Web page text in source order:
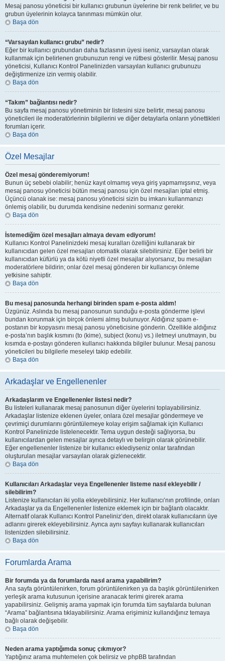
Mesaj panosu yöneticisi bir kullanıcı grubunun üyelerine bir renk belirler, ve bu
grubun üyelerinin kolayca tanınması mümkün olur.
Başa dön
“Varsayılan kullanıcı grubu” nedir?
Eğer bir kullanıcı grubundan daha fazlasının üyesi iseniz, varsayılan olarak
kullanmak için belirlenen grubunuzun rengi ve rütbesi gösterilir. Mesaj panosu
yöneticisi, Kullanıcı Kontrol Panelinizden varsayılan kullanıcı grubunuzu
değiştirmenize izin vermiş olabilir.
Başa dön
“Takım” bağlantısı nedir?
Bu sayfa mesaj panosu yönetiminin bir listesini size belirtir, mesaj panosu
yöneticileri ile moderatörlerinin bilgilerini ve diğer detaylarla onların yönettikleri
forumları içerir.
Başa dön
Özel Mesajlar
Özel mesaj gönderemiyorum!
Bunun üç sebebi olabilir; henüz kayıt olmamış veya giriş yapmamışsınız, veya
mesaj panosu yöneticisi bütün mesaj panosu için özel mesajları iptal etmiş.
Üçüncü olanak ise: mesaj panosu yöneticisi sizin bu imkanı kullanmanızı
önlemiş olabilir, bu durumda kendisine nedenini sormanız gerekir.
Başa dön
İstemediğim özel mesajları almaya devam ediyorum!
Kullanıcı Kontrol Panelinizdeki mesaj kuralları özelliğini kullanarak bir
kullanıcıdan gelen özel mesajları otomatik olarak silebilirsiniz. Eğer belirli bir
kullanıcıdan küfürlü ya da kötü niyetli özel mesajlar alıyorsanız, bu mesajları
moderatörlere bildirin; onlar özel mesaj gönderen bir kullanıcıyı önleme
yetkisine sahiptir.
Başa dön
Bu mesaj panosunda herhangi birinden spam e-posta aldım!
Üzgünüz. Aslında bu mesaj panosunun sunduğu e-posta gönderme işlevi
bundan korunmak için birçok önlemi almış bulunuyor. Aldığınız spam e-
postanın bir kopyasını mesaj panosu yöneticisine gönderin. Özellikle aldığınız
e-posta’nın başlık kısmını (to (kime), subject (konu) vs.) iletmeyi unutmayın, bu
kısımda e-postayı gönderen kullanıcı hakkında bilgiler bulunur. Mesaj panosu
yöneticileri bu bilgilerle meseleyi takip edebilir.
Başa dön
Arkadaşlar ve Engellenenler
Arkadaşlarım ve Engellenenler listesi nedir?
Bu listeleri kullanarak mesaj panosunun diğer üyelerini toplayabilirsiniz.
Arkadaşlar listenize eklenen üyeler, onlara özel mesajlar göndermeye ve
çevrimiçi durumlarını görüntülemeye kolay erişim sağlamak için Kullanıcı
Kontrol Panelinizde listelenecektir. Tema uygun desteği sağlıyorsa, bu
kullanıcılardan gelen mesajlar ayrıca detaylı ve belirgin olarak görünebilir.
Eğer engellenenler listenize bir kullanıcı eklediyseniz onlar tarafından
oluşturulan mesajlar varsayılan olarak gizlenecektir.
Başa dön
Kullanıcıları Arkadaşlar veya Engellenenler listeme nasıl ekleyebilir /
silebilirim?
Listenize kullanıcıları iki yolla ekleyebilirsiniz. Her kullanıcı’nın profilinde, onları
Arkadaşlar ya da Engellenenler listenize eklemek için bir bağlantı olacaktır.
Alternatif olarak Kullanıcı Kontrol Paneliniz’den, direkt olarak kullanıcıların üye
adlarını girerek ekleyebilirsiniz. Ayrıca aynı sayfayı kullanarak kullanıcıları
listenizden silebilirsiniz.
Başa dön
Forumlarda Arama
Bir forumda ya da forumlarda nasıl arama yapabilirim?
Ana sayfa görüntülenirken, forum görüntülenirken ya da başlık görüntülenirken
yerleşik arama kutusunun içerisine aranacak terimi girerek arama
yapabilirsiniz. Gelişmiş arama yapmak için forumda tüm sayfalarda bulunan
“Arama” bağlantısına tıklayabilirsiniz. Arama erişiminiz kullandığınız temaya
bağlı olarak değişebilir.
Başa dön
Neden arama yaptığımda sonuç çıkmıyor?
Yaptığınız arama muhtemelen çok belirsiz ve phpBB tarafından